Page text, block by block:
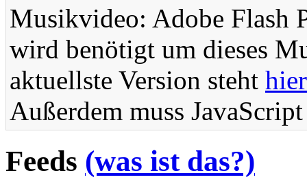
Musikvideo: Adobe Flash
wird benötigt um dieses
aktuellste Version steht hier
Außerdem muss
Feeds (was ist das?)